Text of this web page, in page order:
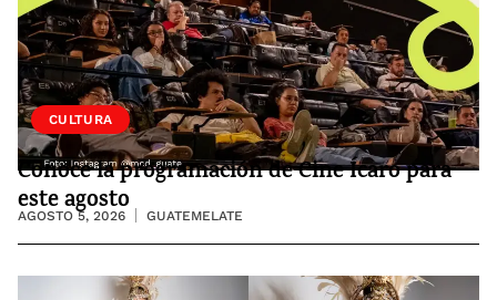
CULTURA
Conoce la programación de Cine Ícaro para
este agosto
AGOSTO 5, 2026 GUATEMELATE